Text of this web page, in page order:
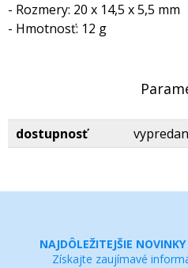
- Rozmery: 20 x 14,5 x 5,5 mm
- Hmotnosť: 12 g
dostupnosť
NAJDÔLEŽITEJŠIE
Získajte zaujímavé